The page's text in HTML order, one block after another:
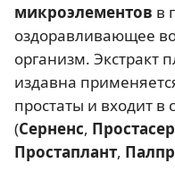
микроэлементов в
оздоравливающее
организм. Экстракт
издавна
простаты и входит в
(Серненс,
Простаплант,